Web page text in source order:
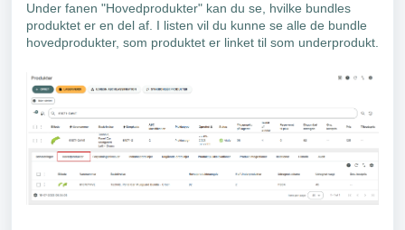
Under fanen "Hovedprodukter" kan du se, hvilke bundles
produktet er en del af. I listen vil du kunne se alle de bundle
hovedprodukter, som produktet er linket til som underprodukt.